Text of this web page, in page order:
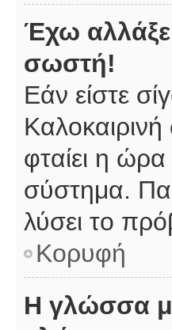
Έχω
σωστή!
Εάν είστε
φταίει η
σύστημα.
λύσει το
Κορυφή
Η γλώσσα